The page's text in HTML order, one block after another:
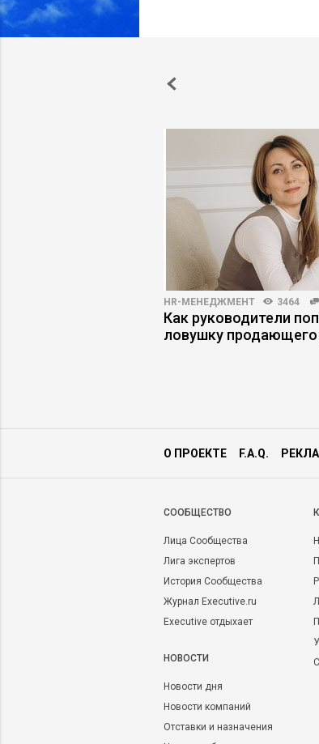
HR-МЕНЕДЖМЕНТ 3464
Как руководители
ловушку
О ПРОЕКТЕ F.A.Q.
CООБЩЕСТВО
Лица Сообщества
Лига экспертов
История Сообщества
Журнал Executive.ru
Executive отдыхает
НОВОСТИ
Новости дня
Новости компаний
Отставки и назначения